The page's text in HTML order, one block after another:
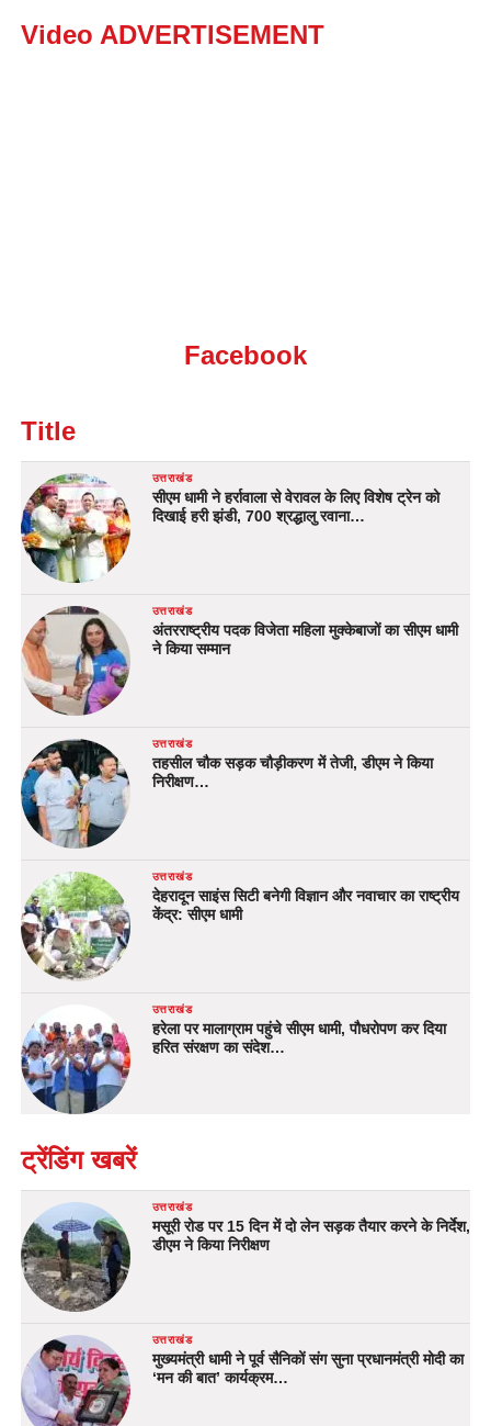
Video ADVERTISEMENT
Facebook
Title
उत्तराखंड
सीएम धामी ने हर्रावाला से वेरावल के लिए विशेष ट्रेन को
दिखाई हरी झंडी, 700 श्रद्धालु रवाना…
उत्तराखंड
अंतरराष्ट्रीय पदक विजेता महिला मुक्केबाजों का सीएम धामी
ने किया सम्मान
उत्तराखंड
तहसील चौक सड़क चौड़ीकरण में तेजी, डीएम ने किया
निरीक्षण…
उत्तराखंड
देहरादून साइंस सिटी बनेगी विज्ञान और नवाचार का राष्ट्रीय
केंद्र: सीएम धामी
उत्तराखंड
हरेला पर मालाग्राम पहुंचे सीएम धामी, पौधरोपण कर दिया
हरित संरक्षण का संदेश…
ट्रेंडिंग खबरें
उत्तराखंड
मसूरी रोड पर 15 दिन में दो लेन सड़क तैयार करने के निर्देश,
डीएम ने किया निरीक्षण
उत्तराखंड
मुख्यमंत्री धामी ने पूर्व सैनिकों संग सुना प्रधानमंत्री मोदी का
‘मन की बात’ कार्यक्रम…